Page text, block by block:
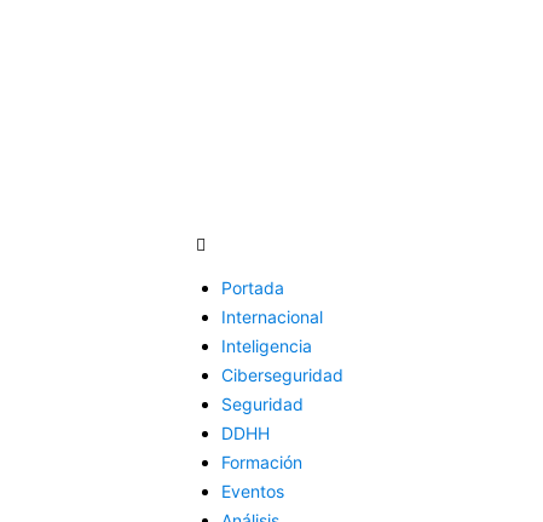
Portada
Internacional
Inteligencia
Ciberseguridad
Seguridad
DDHH
Formación
Eventos